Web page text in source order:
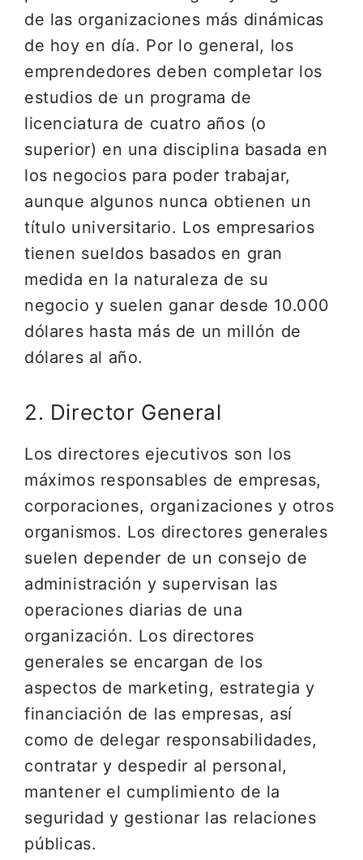
de las organizaciones más dinámicas
de hoy en día. Por lo general, los
emprendedores deben completar los
estudios de un programa de
licenciatura de cuatro años (o
superior) en una disciplina basada en
los negocios para poder trabajar,
aunque algunos nunca obtienen un
título universitario. Los empresarios
tienen sueldos basados en gran
medida en la naturaleza de su
negocio y suelen ganar desde 10.000
dólares hasta más de un millón de
dólares al año.
2. Director General
Los directores ejecutivos son los
máximos responsables de empresas,
corporaciones, organizaciones y otros
organismos. Los directores generales
suelen depender de un consejo de
administración y supervisan las
operaciones diarias de una
organización. Los directores
generales se encargan de los
aspectos de marketing, estrategia y
financiación de las empresas, así
como de delegar responsabilidades,
contratar y despedir al personal,
mantener el cumplimiento de la
seguridad y gestionar las relaciones
públicas.